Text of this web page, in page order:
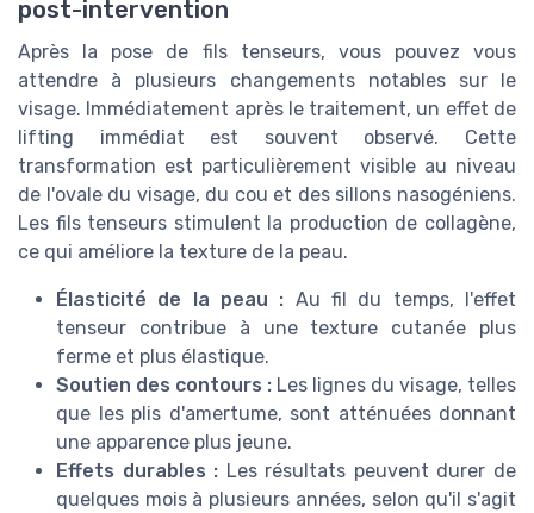
post-intervention
Après la pose de fils tenseurs, vous pouvez vous
attendre à plusieurs changements notables sur le
visage. Immédiatement après le traitement, un effet de
lifting immédiat est souvent observé. Cette
transformation est particulièrement visible au niveau
de l'ovale du visage, du cou et des sillons nasogéniens.
Les fils tenseurs stimulent la production de collagène,
ce qui améliore la texture de la peau.
Élasticité de la peau : Au fil du temps, l'effet
tenseur contribue à une texture cutanée plus
ferme et plus élastique.
Soutien des contours : Les lignes du visage, telles
que les plis d'amertume, sont atténuées donnant
une apparence plus jeune.
Effets durables : Les résultats peuvent durer de
quelques mois à plusieurs années, selon qu'il s'agit